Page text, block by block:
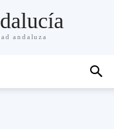
andaluza